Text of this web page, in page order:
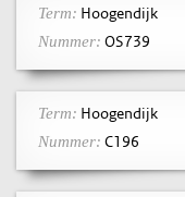
Term: Hoogendijk
Nummer: OS739
Term: Hoogendijk
Nummer: C196